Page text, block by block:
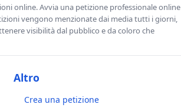
online. Avvia una petizione professionale online
vengono menzionate dai media tutti i giorni,
visibilità dal pubblico e da coloro che
Altro
Crea una petizione